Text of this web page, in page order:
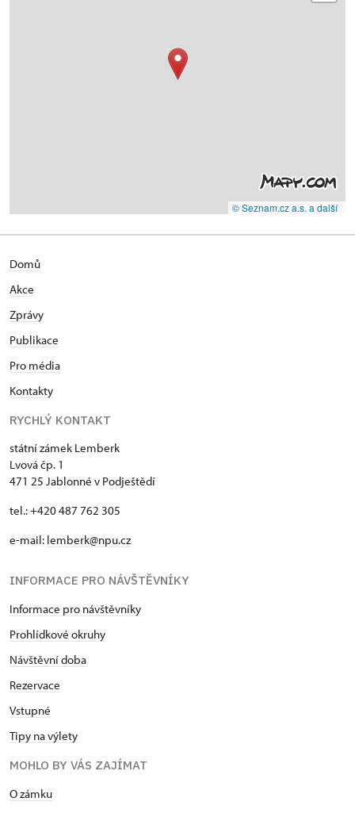
© Seznam.cz a.s. a další
Domů
Akce
Zprávy
Publikace
Pro média
Kontakty
RYCHLÝ KONTAKT
státní zámek Lemberk
Lvová čp. 1
471 25 Jablonné v Podještědí
tel.: +420 487 762 305
e-mail: lemberk@npu.cz
INFORMACE PRO NÁVŠTĚVNÍKY
Informace pro návštěvníky
Prohlídkové okruhy
Návštěvní doba
Rezervace
Vstupné
Tipy na výlety
MOHLO BY VÁS ZAJÍMAT
O zámku